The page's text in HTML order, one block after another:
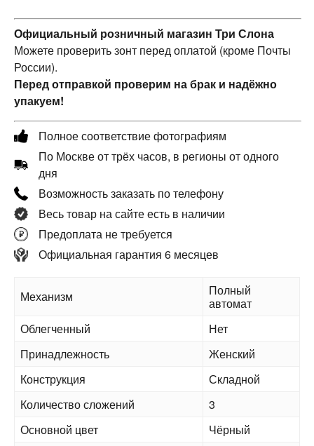
Официальный розничный магазин Три Слона
Можете проверить зонт перед оплатой (кроме Почты
России).
Перед отправкой проверим на брак и надёжно
упакуем!
Полное соответствие фотографиям
По Москве от трёх часов, в регионы от одного
дня
Возможность заказать по телефону
Весь товар на сайте есть в наличии
Предоплата не требуется
Официальная гарантия 6 месяцев
Механизм
Полный
автомат
Облегченный
Нет
Принадлежность
Женский
Конструкция
Складной
Количество сложений
3
Основной цвет
Чёрный